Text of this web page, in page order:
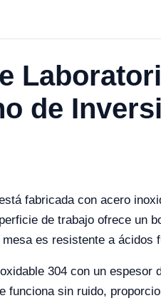
de
fabricada con acero
de trabajo ofrece un
es resistente a
304 con un
sin ruido,